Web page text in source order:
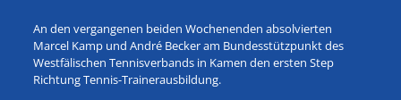
An den vergangenen beiden Wochenenden absolvierten
Marcel Kamp und André Becker am Bundesstützpunkt des
Westfälischen Tennisverbands in Kamen den ersten Step
Richtung Tennis-Trainerausbildung.